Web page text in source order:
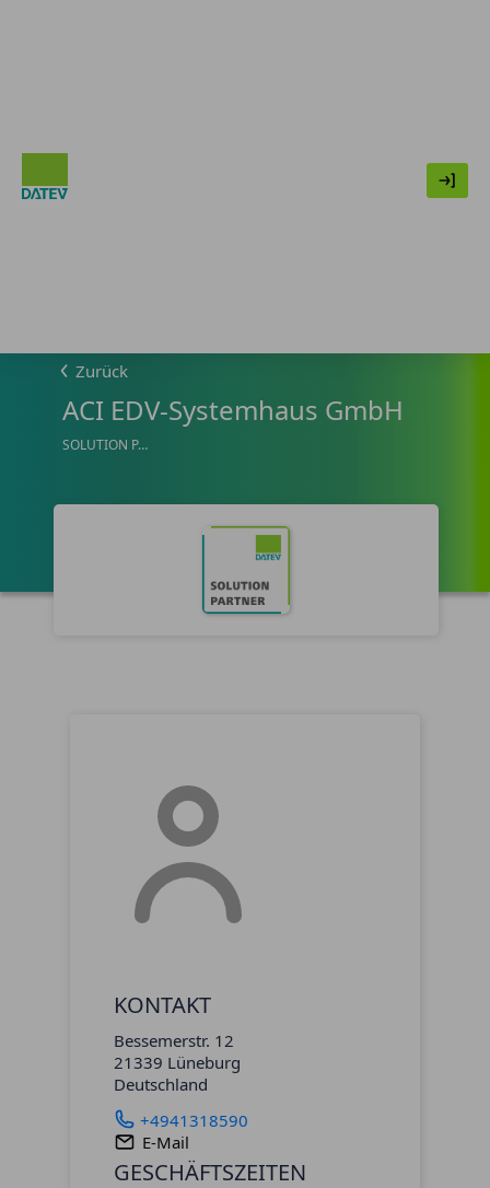
Zurück
ACI EDV-Systemhaus GmbH
SOLUTION PARTNER
KONTAKT
Bessemerstr. 12
21339 Lüneburg
Deutschland
+4941318590
E-Mail
GESCHÄFTSZEITEN